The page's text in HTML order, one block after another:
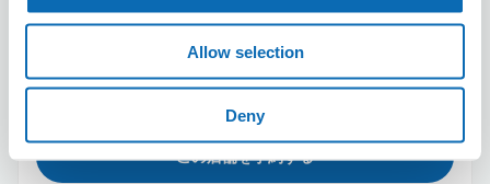
Allow selection
Deny
スーツケースサイズ:3 バッグサイズ:0
空き時間
8/6木 8/7金 8/8土 8/9日 8/10月 8/11火 8/12水
この店舗を予約する